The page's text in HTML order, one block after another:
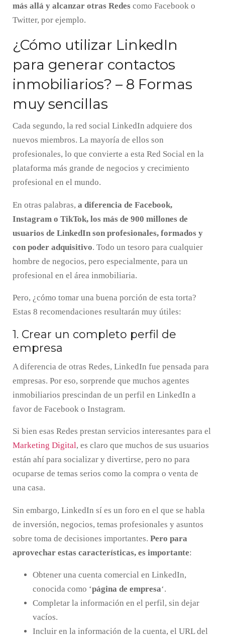
más allá y alcanzar otras Redes como Facebook o
Twitter, por ejemplo.
¿Cómo utilizar LinkedIn
para generar contactos
inmobiliarios? – 8 Formas
muy sencillas
Cada segundo, la red social LinkedIn adquiere dos
nuevos miembros. La mayoría de ellos son
profesionales, lo que convierte a esta Red Social en la
plataforma más grande de negocios y crecimiento
profesional en el mundo.
En otras palabras, a diferencia de Facebook,
Instagram o TikTok, los más de 900 millones de
usuarios de LinkedIn son profesionales, formados y
con poder adquisitivo. Todo un tesoro para cualquier
hombre de negocios, pero especialmente, para un
profesional en el área inmobiliaria.
Pero, ¿cómo tomar una buena porción de esta torta?
Estas 8 recomendaciones resultarán muy útiles:
1. Crear un completo perfil de
empresa
A diferencia de otras Redes, LinkedIn fue pensada para
empresas. Por eso, sorprende que muchos agentes
inmobiliarios prescindan de un perfil en LinkedIn a
favor de Facebook o Instagram.
Si bien esas Redes prestan servicios interesantes para el
Marketing Digital, es claro que muchos de sus usuarios
están ahí para socializar y divertirse, pero no para
ocuparse de temas serios como la compra o venta de
una casa.
Sin embargo, LinkedIn sí es un foro en el que se habla
de inversión, negocios, temas profesionales y asuntos
sobre toma de decisiones importantes. Pero para
aprovechar estas características, es importante:
Obtener una cuenta comercial en LinkedIn,
conocida como ‘página de empresa‘.
Completar la información en el perfil, sin dejar
vacíos.
Incluir en la información de la cuenta, el URL del